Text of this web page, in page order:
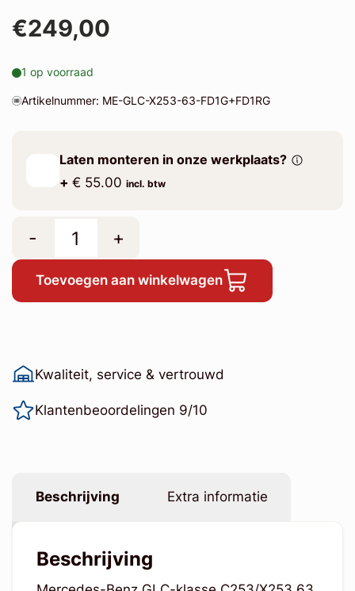
€249,00
1 op voorraad
Artikelnummer: ME-GLC-X253-63-FD1G+FD1RG
Laten monteren in onze werkplaats?
+ € 55.00 incl. btw
- +
Toevoegen aan winkelwagen
Kwaliteit, service & vertrouwd
Klantenbeoordelingen 9/10
Beschrijving Extra informatie
Beschrijving